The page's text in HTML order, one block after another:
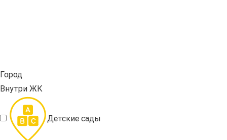
Город
Внутри ЖК
Детские сады